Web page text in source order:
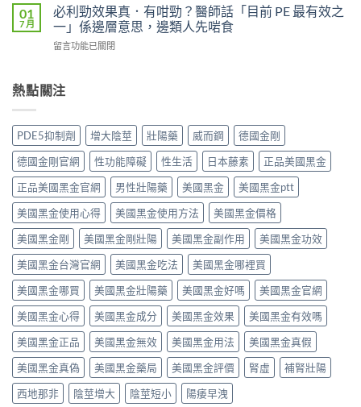
多
久？〉
中
者
真
評
效
析：
從
秒
出
到
持
久
30
分，
雙
效
機
制
與
安
全
用
法
完
整
Oral
Jelly）
整
西
非
液
態
劑
型
的
真
相、
用
法
與
香
港
法
律
紅
線〉
中
而
鋼
（Viagra，
西
非）
值
得
買？
藥
效
持
續
時
間、
正
確
用
法
與
副
作
用
完
整
評
測
01
7 月
必利勁效果真．有咁勁？醫師話「目前 PE 最有效之
一」係邊層意思，邊類人先啱食
在
勁
效
真．
有
咁
勁？
醫
師
話
「目
前
PE
最
有
效
之
一」
係
邊
層
意
思，
邊
留言功能已關閉
熱點關注
PDE5抑制劑 增大陰莖 壯陽藥 威而鋼
德國金剛
德國金剛官網
性功能障礙 性生活 日本藤素
正品美國黑金
正品美國黑金官網
男性壯陽藥 美國黑金
美國黑金ptt
美國黑金使用心得
美國黑金使用方法
美國黑金價格
美國黑金剛
美國黑金剛壯陽 美國黑金副作用
美國黑金功效
美國黑金台灣官網
美國黑金吃法
美國黑金哪裡買
美國黑金哪買
美國黑金壯陽藥 美國黑金好嗎
美國黑金官網
美國黑金心得
美國黑金成分 美國黑金效果
美國黑金有效嗎
美國黑金正品
美國黑金無效 美國黑金用法
美國黑金真假
美國黑金真偽
美國黑金藥局 美國黑金評價 腎虛
補腎壯陽
西地那非
陰莖增大 陰莖短小 陽痿早洩